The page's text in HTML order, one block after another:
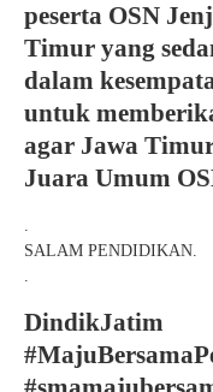
peserta OSN
Timur yang
dalam
untuk
agar Jawa
Juara Umum
.
SALAM PENDIDIKAN.
.
DindikJatim